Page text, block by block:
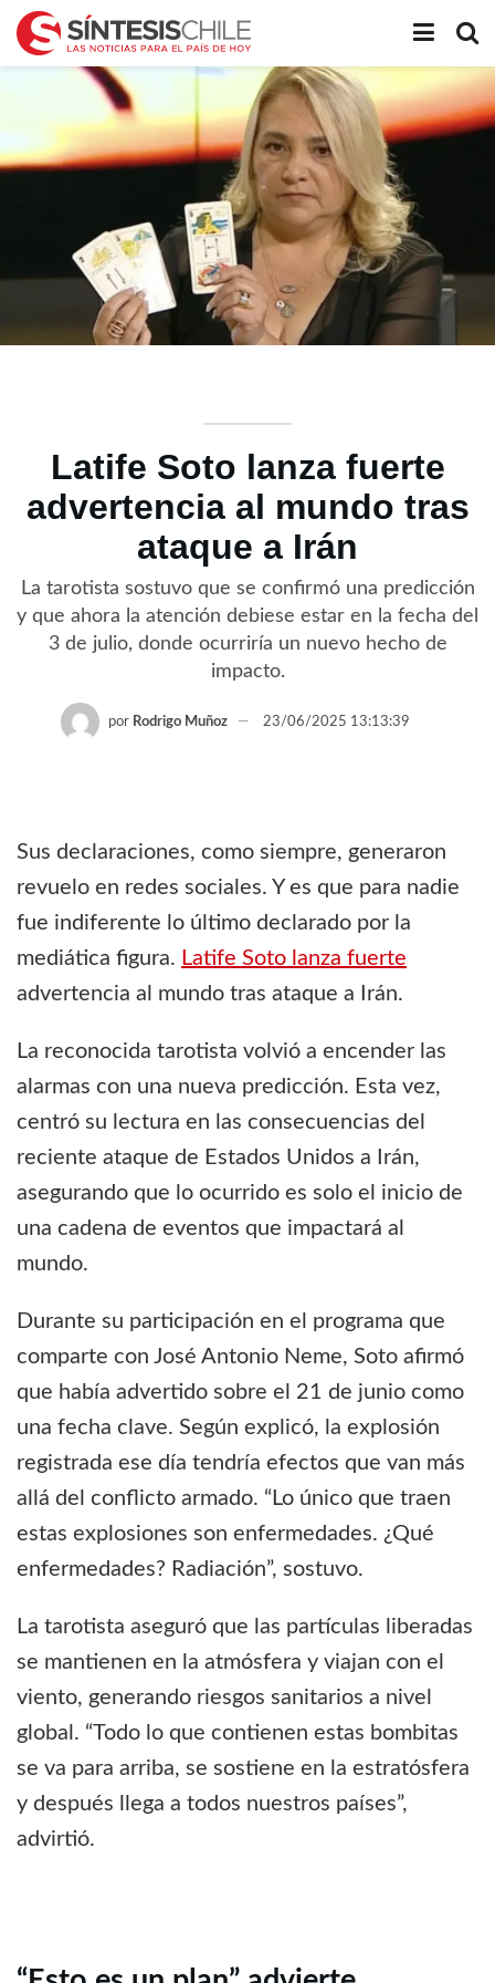
Latife Soto lanza fuerte
advertencia al mundo tras
ataque a Irán
La tarotista sostuvo que se confirmó una predicción
y que ahora la atención debiese estar en la fecha del
3 de julio, donde ocurriría un nuevo hecho de
impacto.
por Rodrigo Muñoz 23/06/2025 13:13:39
Sus declaraciones, como siempre, generaron
revuelo en redes sociales. Y es que para nadie
fue indiferente lo último declarado por la
mediática figura. Latife Soto lanza fuerte
advertencia al mundo tras ataque a Irán.
La reconocida tarotista volvió a encender las
alarmas con una nueva predicción. Esta vez,
centró su lectura en las consecuencias del
reciente ataque de Estados Unidos a Irán,
asegurando que lo ocurrido es solo el inicio de
una cadena de eventos que impactará al
mundo.
Durante su participación en el programa que
comparte con José Antonio Neme, Soto afirmó
que había advertido sobre el 21 de junio como
una fecha clave. Según explicó, la explosión
registrada ese día tendría efectos que van más
allá del conflicto armado. “Lo único que traen
estas explosiones son enfermedades. ¿Qué
enfermedades? Radiación”, sostuvo.
La tarotista aseguró que las partículas liberadas
se mantienen en la atmósfera y viajan con el
viento, generando riesgos sanitarios a nivel
global. “Todo lo que contienen estas bombitas
se va para arriba, se sostiene en la estratósfera
y después llega a todos nuestros países”,
advirtió.